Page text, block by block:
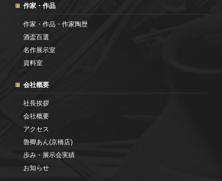
作家・作品
作家・作品・作家陶歴
酒盃百選
名作展示室
資料室
会社概要
社長挨拶
会社概要
アクセス
魯卿あん(京橋店)
歩み・展示会実績
お知らせ